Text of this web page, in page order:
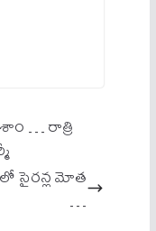
… రాత్రి
సైర‌న్ల మోత
…